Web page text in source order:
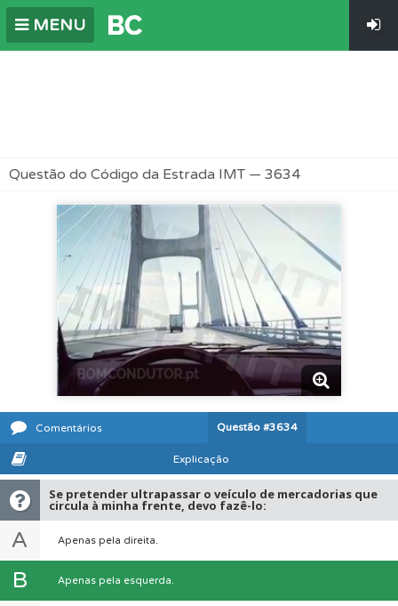
MENU
Questão do Código da Estrada IMT — 3634
Comentários Questão #3634
Explicação
Se pretender ultrapassar o veículo de mercadorias que
circula à minha frente, devo fazê-lo:
A Apenas pela direita.
B Apenas pela esquerda.